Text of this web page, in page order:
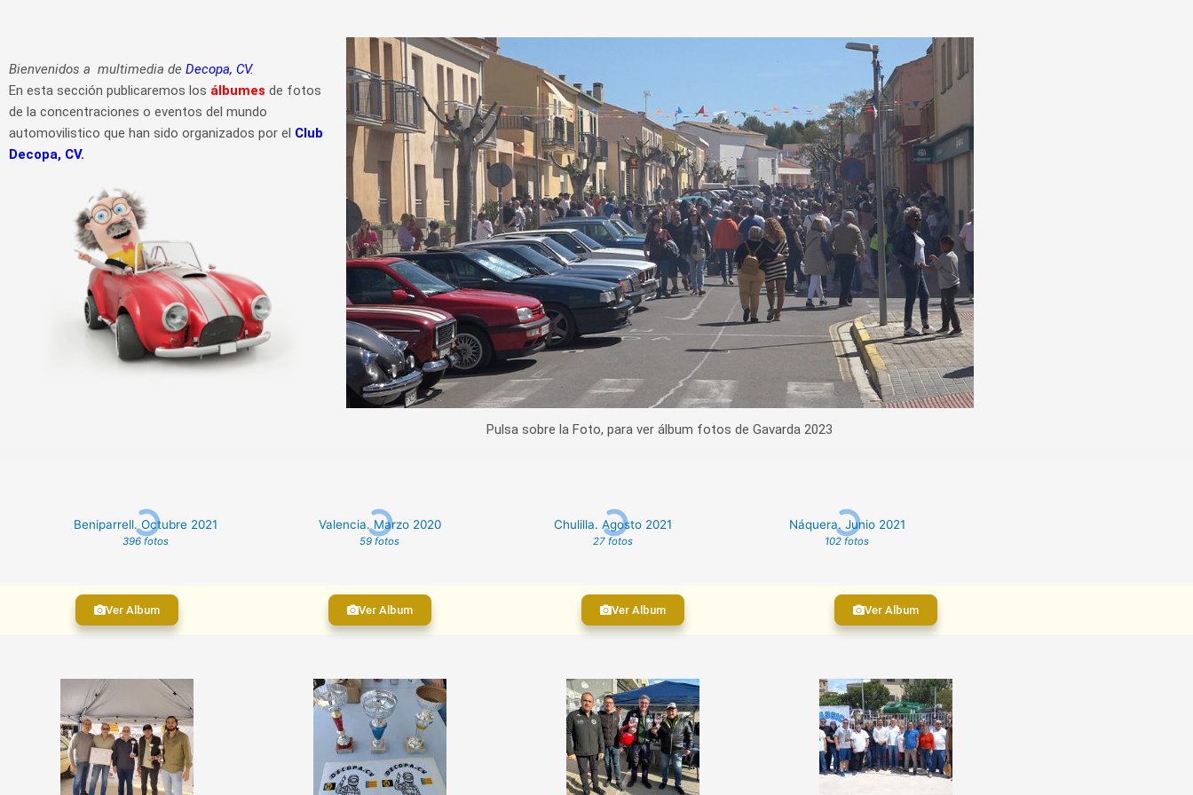
Bienvenidos a multimedia de Decopa, CV.
En esta sección publicaremos los álbumes de fotos
de la concentraciones o eventos del mundo
automovilistico que han sido organizados por el Club
Decopa, CV.
Pulsa sobre la Foto, para ver álbum fotos de Gavarda 2023
Beniparrell. Octubre 2021
396 fotos
Valencia. Marzo 2020
59 fotos
Chulilla. Agosto 2021
27 fotos
Náquera. Junio 2021
102 fotos
Ver Album Ver Album Ver Album Ver Album